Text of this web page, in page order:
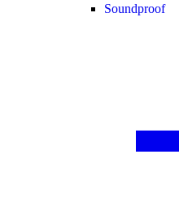
Soundproof